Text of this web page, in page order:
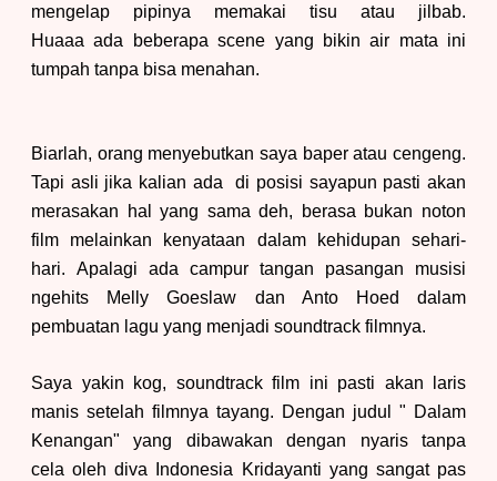
mengelap pipinya memakai tisu atau jilbab.
Huaaa ada beberapa scene yang bikin air mata ini
tumpah tanpa bisa menahan.
Biarlah, orang menyebutkan saya baper atau cengeng.
Tapi asli jika kalian ada di posisi sayapun pasti akan
merasakan hal yang sama deh, berasa bukan noton
film melainkan kenyataan dalam kehidupan sehari-
hari. Apalagi ada campur tangan pasangan musisi
ngehits Melly Goeslaw dan Anto Hoed dalam
pembuatan lagu yang menjadi soundtrack filmnya.
Saya yakin kog, soundtrack film ini pasti akan laris
manis setelah filmnya tayang. Dengan judul " Dalam
Kenangan" yang dibawakan dengan nyaris tanpa
cela oleh diva Indonesia Kridayanti yang sangat pas